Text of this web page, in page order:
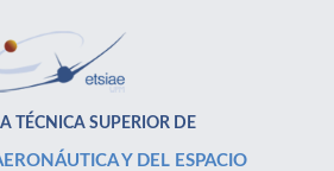
TÉCNICA SUPERIOR DE
Y DEL ESPACIO